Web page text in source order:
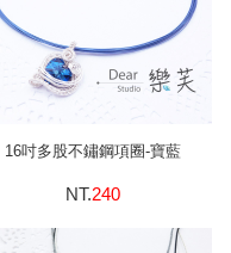
16吋多股不鏽鋼項圈-寶藍
NT.240